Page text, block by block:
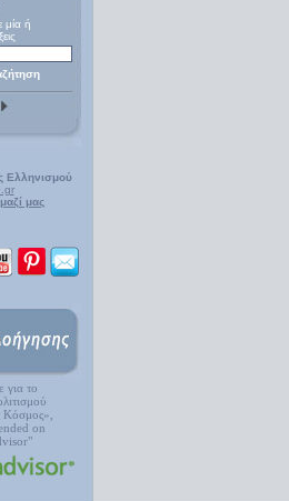
μία ή
Ελληνισμού
μας
για το
Κόσμος»,
on